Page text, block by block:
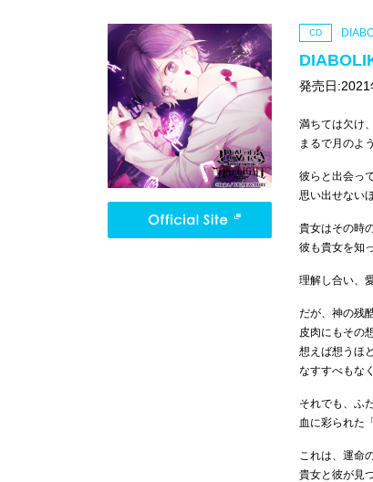
CD
発売日:2021
満ちては欠け
まるで月のよ
彼らと出会っ
思い出せない
貴女はその時
彼も貴女を知っ
理解し合い、
だが、神の残
皮肉にもその
想えば想うほ
なすすべもな
それでも、ふ
血に彩られた
これは、運命
貴女と彼が見